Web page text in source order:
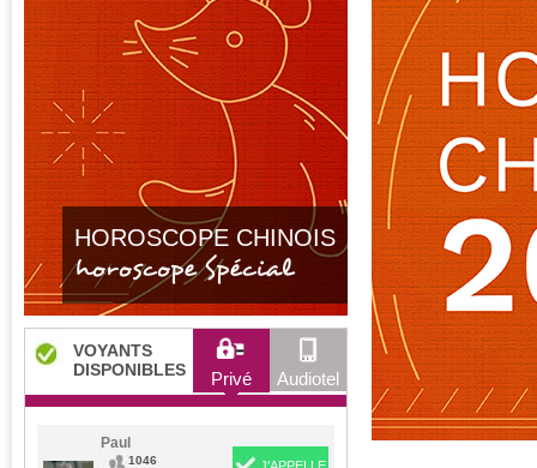
HOROSCOPE CHINOIS
horoscope Spécial
VOYANTS
DISPONIBLES
Privé Audiotel
Paul
1046